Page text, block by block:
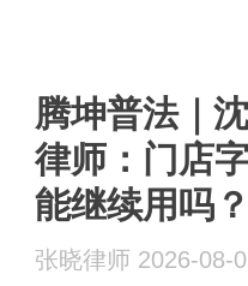
腾坤普法｜
律师：门店
能继续用吗
张晓律师 2026-08-